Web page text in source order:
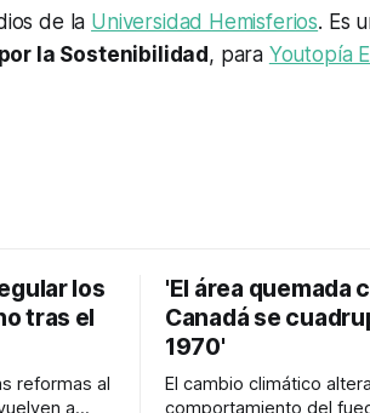
de la Universidad Hemisferios. Es
la Sostenibilidad , para Youtopía
los
tras el
reformas al
'El área quemada
Canadá se
1970'
El cambio climático